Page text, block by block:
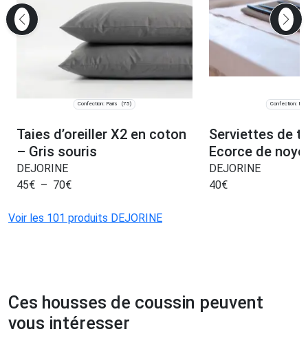
Confection: Paris (75)
Taies d’oreiller X2 en coton
– Gris souris
DEJORINE
45€ – 70€
Confection:
Serviettes de
Ecorce de
DEJORINE
40€
Voir les 101 produits DEJORINE
Ces housses de coussin peuvent
vous intéresser